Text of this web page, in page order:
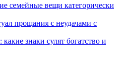
семейные вещи категорически
прощания с неудачами с
знаки сулят богатство и